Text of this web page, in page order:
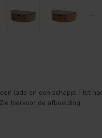
lade en een schapje. Het
hiervoor de afbeelding.